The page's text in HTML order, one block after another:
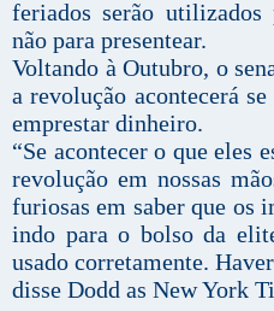
feriados serão
não para presentear.
Voltando à Outubro, o
a revolução acontecerá
emprestar dinheiro.
“Se acontecer o que eles
revolução em nossas
furiosas em saber que os
indo para o bolso da
usado corretamente.
disse Dodd as New York